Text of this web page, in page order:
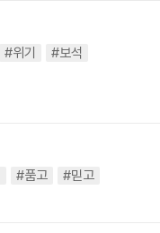
#위기
#보석
#품고 #믿고